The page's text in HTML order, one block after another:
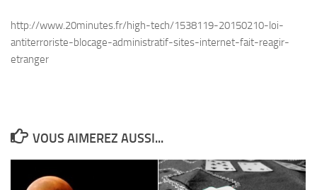
http://www.20minutes.fr/high-tech/1538119-20150210-loi-
antiterroriste-blocage-administratif-sites-internet-fait-reagir-
etranger
VOUS AIMEREZ AUSSI...